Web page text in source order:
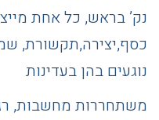
נק’ בראש, כל אחת
כסף,יצירה,תקשורת,
נוגעים בהן בעדינות
משתחררות מחשבות,